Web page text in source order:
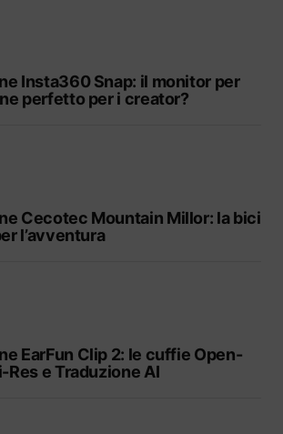
Insta360 Snap: il monitor per
perfetto per i creator?
Cecotec Mountain Millor: la bici
l’avventura
EarFun Clip 2: le cuffie Open-
Res e Traduzione AI